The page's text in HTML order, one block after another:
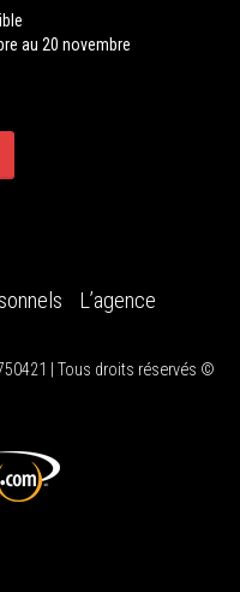
au 20 novembre
L’agence
| Tous droits réservés ©